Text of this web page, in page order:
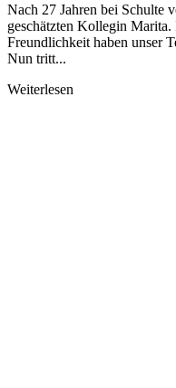
Nach 27 Jahren bei Schulte
geschätzten Kollegin
Freundlichkeit haben unser
Nun tritt...
Weiterlesen